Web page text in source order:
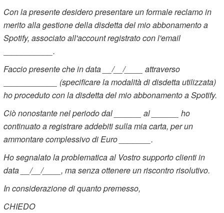
Con la presente desidero presentare un formale reclamo in
merito alla gestione della disdetta del mio abbonamento a
Spotify, associato all'account registrato con l'email
___________.
Faccio presente che in data __/__/____ attraverso
____________ (specificare la modalità di disdetta utilizzata)
ho proceduto con la disdetta del mio abbonamento a Spotify.
Ciò nonostante nel periodo dal ______ al ______ ho
continuato a registrare addebiti sulla mia carta, per un
ammontare complessivo di Euro _______.
Ho segnalato la problematica al Vostro supporto clienti in
data __/__/____, ma senza ottenere un riscontro risolutivo.
In considerazione di quanto premesso,
CHIEDO